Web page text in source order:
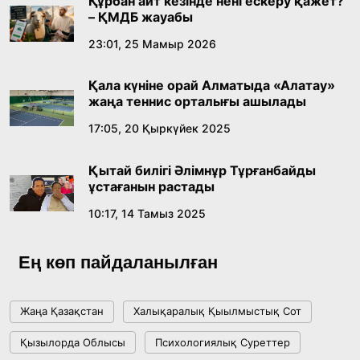
Абайдың адам тәрбиесі туралы
18:59, 20 Шілде 2026
Жасанды интеллект: адамзаттың көмекшісі
18:16, 20 Шілде 2026
жетістіктері мен даму бағыты
Мемлекет басшысы Көбейтұз көлінің жай-
күйіне назар аударды
– ҚМДБ жауабы
23:01, 25 Мамыр 2026
Қала күніне орай Алматыда «Алатау»
жаңа теннис орталығы ашылады
17:05, 20 Қыркүйек 2025
Қытай билігі Әлімнұр Тұрғанбайды
ұстағанын растады
10:17, 14 Тамыз 2025
Ең көп пайдаланылған
Жаңа Қазақстан Халықаралық Қыылмыстық Сот
Қызылорда Облысы Психологиялық Суреттер